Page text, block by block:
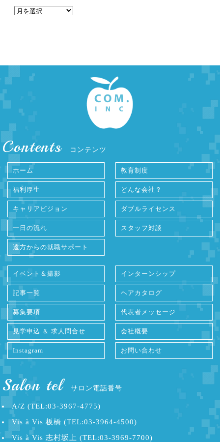
Contents コンテンツ
ホーム 教育制度
福利厚生 どんな会社？
キャリアビジョン ダブルライセンス
一日の流れ スタッフ対談
遠方からの就職サポート
イベント＆撮影 インターンシップ
記事一覧 ヘアカタログ
募集要項 代表者メッセージ
見学申込 ＆ 求人問合せ 会社概要
Instagram お問い合わせ
Salon tel サロン電話番号
A/Z (TEL:03-3967-4775)
Vis à Vis 板橋 (TEL:03-3964-4500)
Vis à Vis 志村坂上 (TEL:03-3969-7700)